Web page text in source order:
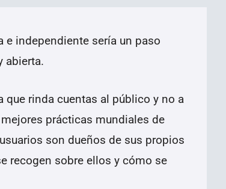
e independiente sería un paso
abierta.
que rinda cuentas al público y no a
prácticas mundiales de
son dueños de sus propios
recogen sobre ellos y cómo se